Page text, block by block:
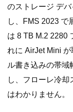
のストレージ デ
し、FMS 2023 で
は 8 TB M.2 2280
れに AirJet Mini
ル書き込みの帯域
し、フローレ冷
はわかりません。